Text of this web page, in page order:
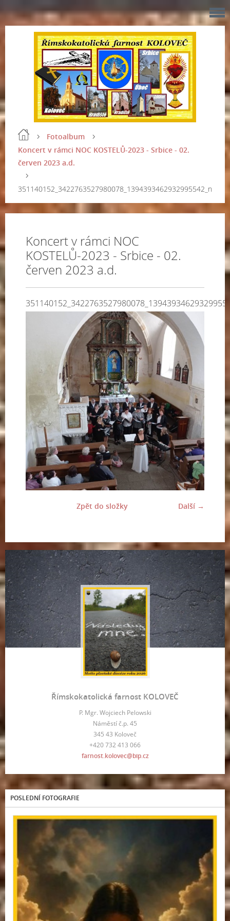
Fotoalbum
Koncert v rámci NOC KOSTELŮ-2023 - Srbice - 02.
červen 2023 a.d.
351140152_3422763527980078_1394393462932995542_n
Koncert v rámci NOC
KOSTELŮ-2023 - Srbice - 02.
červen 2023 a.d.
Další →
Zpět do složky
Římskokatolická farnost KOLOVEČ
P. Mgr. Wojciech Pelowski
Náměstí č.p. 45
345 43 Koloveč
+420 732 413 066
farnost.kolovec@bip.cz
POSLEDNÍ FOTOGRAFIE